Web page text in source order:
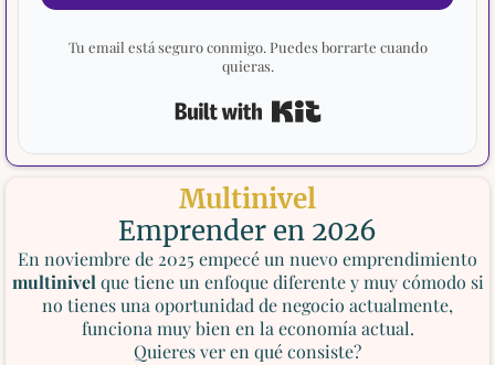
Tu email está seguro conmigo. Puedes borrarte cuando
quieras.
Multinivel
Emprender en 2026
En noviembre de 2025 empecé un nuevo emprendimiento
multinivelque tiene un enfoque diferente y muy cómodo si
no tienes una oportunidad de negocio actualmente,
funciona muy bien en la economía actual.
Quieres ver en qué consiste?